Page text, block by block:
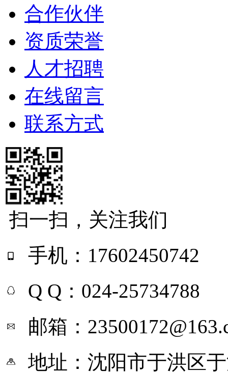
合作伙伴
资质荣誉
人才招聘
在线留言
联系方式
扫一扫，关注我们
手机：17602450742
Q Q：024-25734788
邮箱：
地址：沈阳市于洪区